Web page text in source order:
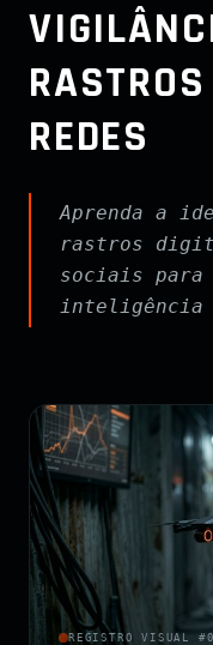
REDES
Aprenda a
rastros
sociais
inteligência
REGISTRO VISUAL